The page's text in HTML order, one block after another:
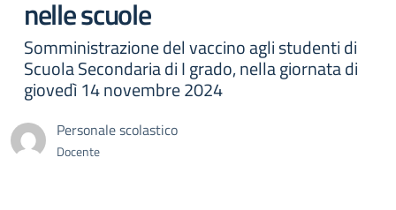
nelle scuole
Somministrazione del vaccino agli studenti di
Scuola Secondaria di I grado, nella giornata di
giovedì 14 novembre 2024
Personale scolastico
Docente